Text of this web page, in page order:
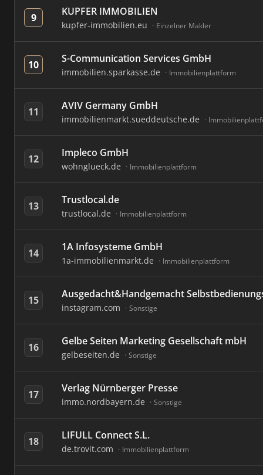
9 KUPFER IMMOBILIEN
kupfer-immobilien.eu Einzelner Makler
10 S-Communication Services GmbH
immobilien.sparkasse.de Immobilienplattform
11 AVIV Germany GmbH
immobilienmarkt.sueddeutsche.de
12 Impleco GmbH
wohnglueck.de Immobilienplattform
13 Trustlocal.de
trustlocal.de Immobilienplattform
14 1A Infosysteme GmbH
1a-immobilienmarkt.de Immobilienplattform
15 Ausgedacht&Handgemacht
instagram.com Sonstige
16 Gelbe Seiten Marketing Gesellschaft mbH
gelbeseiten.de Sonstige
17 Verlag Nürnberger Presse
immo.nordbayern.de Sonstige
18 LIFULL Connect S.L.
de.trovit.com Immobilienplattform